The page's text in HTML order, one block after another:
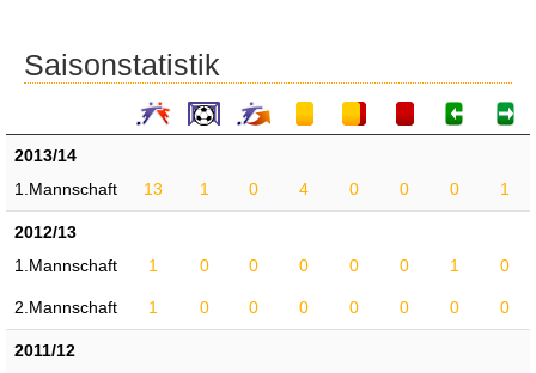
Saisonstatistik
2013/14
1.Mannschaft
13 1 0 4 0 0 0 1
2012/13
1.Mannschaft
1 0 0 0 0 0 1 0
2.Mannschaft 1 0 0 0 0 0 0 0
2011/12